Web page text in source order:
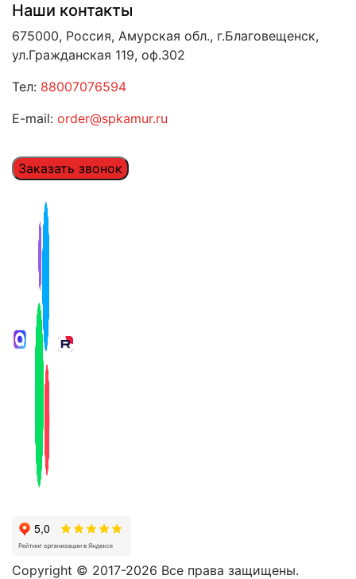
Наши контакты
675000, Россия, Амурская обл., г.Благовещенск,
ул.Гражданская 119, оф.302
Тел: 88007076594
E-mail: order@spkamur.ru
Заказать звонок
Copyright © 2017-2026 Все права защищены.